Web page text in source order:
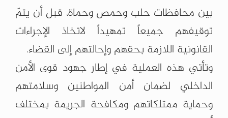
بين محافظات حلب وحمص وحماة، قبل أن يتمّ
توقيفهم جميعاً تمهيداً لاتخاذ الإجراءات
القانونية اللازمة بحقهم وإحالتهم إلى القضاء.
وتأتي هذه العملية في إطار جهود قوى الأمن
الداخلي لضمان أمن المواطنين وسلامتهم
وحماية ممتلكاتهم ومكافحة الجريمة بمختلف